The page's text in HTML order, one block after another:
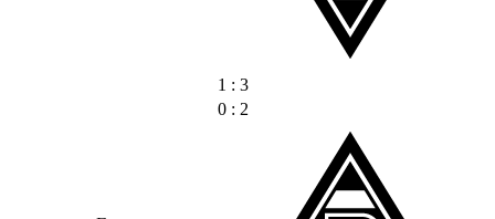
1 : 3
0 : 2